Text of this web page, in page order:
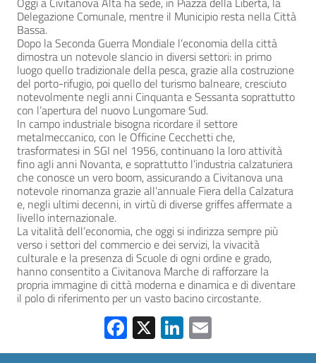
Delegazione Comunale, mentre il Municipio resta nella Città
Bassa.
Dopo la Seconda Guerra Mondiale l’economia della città
dimostra un notevole slancio in diversi settori: in primo
luogo quello tradizionale della pesca, grazie alla costruzione
del porto-rifugio, poi quello del turismo balneare, cresciuto
notevolmente negli anni Cinquanta e Sessanta soprattutto
con l’apertura del nuovo Lungomare Sud.
In campo industriale bisogna ricordare il settore
metalmeccanico, con le Officine Cecchetti che,
trasformatesi in SGI nel 1956, continuano la loro attività
fino agli anni Novanta, e soprattutto l’industria calzaturiera
che conosce un vero boom, assicurando a Civitanova una
notevole rinomanza grazie all’annuale Fiera della Calzatura
e, negli ultimi decenni, in virtù di diverse griffes affermate a
livello internazionale.
La vitalità dell’economia, che oggi si indirizza sempre più
verso i settori del commercio e dei servizi, la vivacità
culturale e la presenza di Scuole di ogni ordine e grado,
hanno consentito a Civitanova Marche di rafforzare la
propria immagine di città moderna e dinamica e di diventare
il polo di riferimento per un vasto bacino circostante.
Facebook
X LinkedIn